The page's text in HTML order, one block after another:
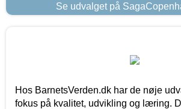
Se udvalget på
Hos BarnetsVerden.dk har de nøje
fokus på kvalitet, udvikling og læring.